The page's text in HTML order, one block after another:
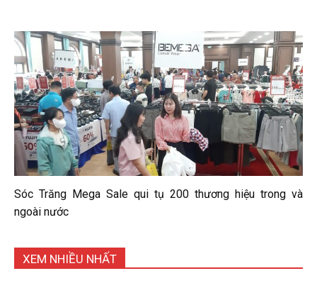
Sóc Trăng Mega Sale qui tụ 200 thương hiệu trong và
ngoài nước
XEM NHIỀU NHẤT